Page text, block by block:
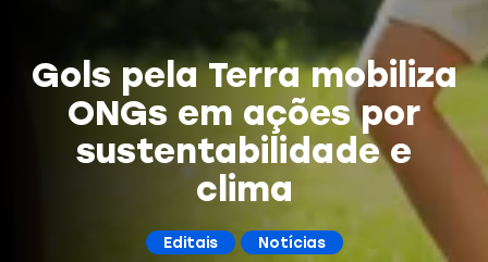
Gols pela Terra mobiliza
ONGs em ações por
sustentabilidade e
clima
Editais Notícias